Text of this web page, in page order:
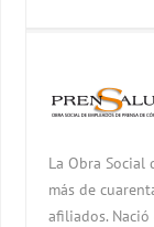
La Obra Social
más de
afiliados.